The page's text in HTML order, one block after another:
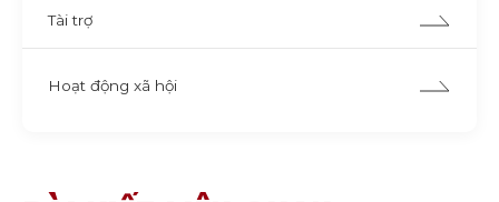
Tài trợ
Hoạt động xã hội